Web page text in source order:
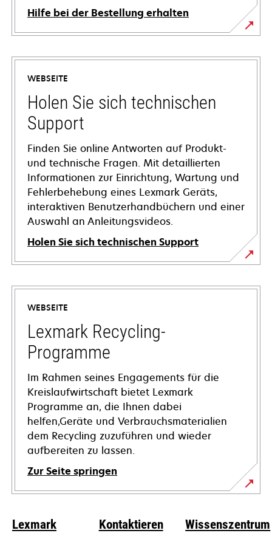
Hilfe bei der Bestellung erhalten
WEBSEITE
Holen Sie sich technischen
Support
Finden Sie online Antworten auf Produkt-
und technische Fragen. Mit detaillierten
Informationen zur Einrichtung, Wartung und
Fehlerbehebung eines Lexmark Geräts,
interaktiven Benutzerhandbüchern und einer
Auswahl an Anleitungsvideos.
Holen Sie sich technischen Support
wird
in
neuen
Registerkarte
geöffnet
WEBSEITE
Lexmark Recycling-
Programme
Im Rahmen seines Engagements für die
Kreislaufwirtschaft bietet Lexmark
Programme an, die Ihnen dabei
helfen,Geräte und Verbrauchsmaterialien
dem Recycling zuzuführen und wieder
aufbereiten zu lassen.
Zur Seite springen
Lexmark
Kontaktieren
Wissenszentrum